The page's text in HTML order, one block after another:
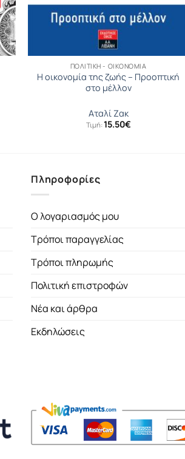
ΠΟΛΙΤΙΚΉ - ΟΙΚΟΝΟΜΊΑ
Η οικονομία της ζωής – Προοπτική
στο μέλλον
Αταλί Ζακ
Τιμή:15.50€
Πληροφορίες
Ο λογαριασμός μου
Τρόποι παραγγελίας
Τρόποι πληρωμής
Πολιτική επιστροφών
Νέα και άρθρα
Εκδηλώσεις